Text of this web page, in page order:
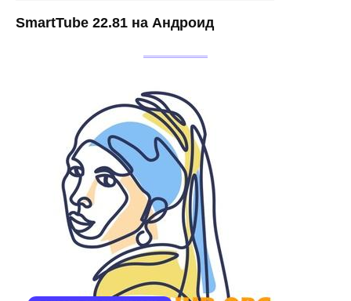
SmartTube 22.81 на Андроид